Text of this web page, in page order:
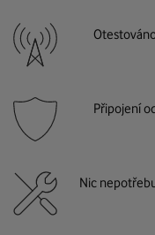
Připojení
Nic